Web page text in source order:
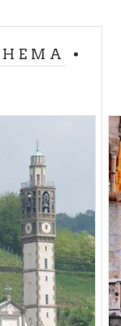
Sie
Lombardei
was
ein Tempel
und
und Coppi.